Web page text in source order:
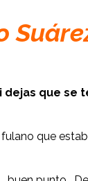
dejas que se
que